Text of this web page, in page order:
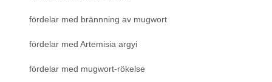
fördelar med brännning av mugwort
fördelar med Artemisia argyi
fördelar med mugwort-rökelse